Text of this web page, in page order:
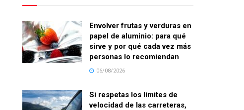
Envolver frutas y verduras en
papel de aluminio: para qué
sirve y por qué cada vez más
personas lo recomiendan
06/08/2026
Si respetas los límites de
velocidad de las carreteras,